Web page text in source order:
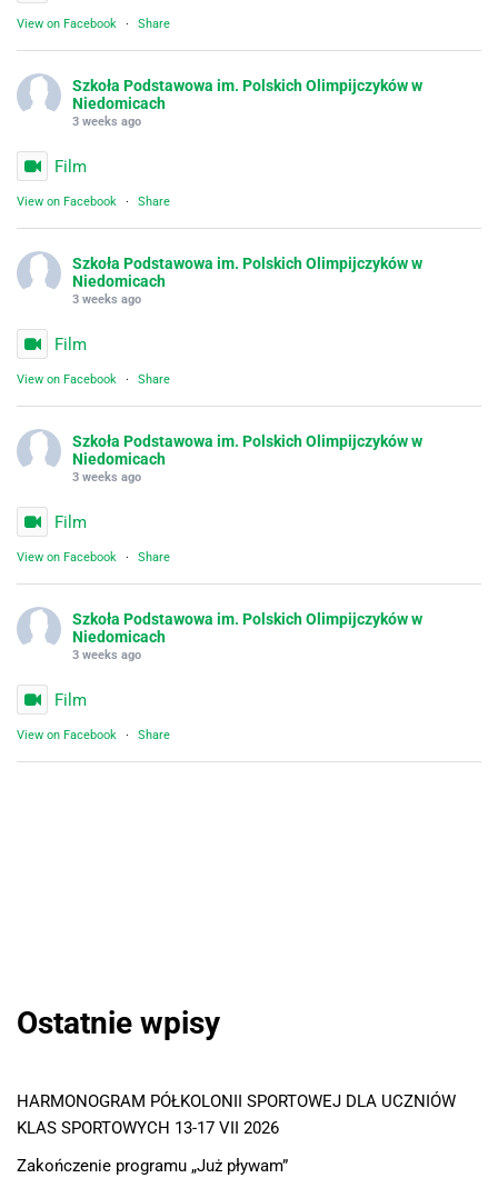
View on Facebook · Share
Szkoła Podstawowa im. Polskich Olimpijczyków w
Niedomicach
3 weeks ago
Film
View on Facebook · Share
Szkoła Podstawowa im. Polskich Olimpijczyków w
Niedomicach
3 weeks ago
Film
View on Facebook · Share
Szkoła Podstawowa im. Polskich Olimpijczyków w
Niedomicach
3 weeks ago
Film
View on Facebook · Share
Szkoła Podstawowa im. Polskich Olimpijczyków w
Niedomicach
3 weeks ago
Film
View on Facebook · Share
Ostatnie wpisy
HARMONOGRAM PÓŁKOLONII SPORTOWEJ DLA UCZNIÓW
KLAS SPORTOWYCH 13-17 VII 2026
Zakończenie programu „Już pływam”